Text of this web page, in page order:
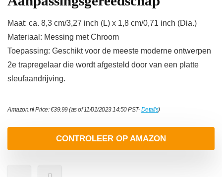
Maat: ca. 8,3 cm/3,27 inch (L) x 1,8 cm/0,71 inch (Dia.)
Materiaal: Messing met Chroom
Toepassing: Geschikt voor de meeste moderne ontwerpen
2e trapregelaar die wordt afgesteld door van een platte
sleufaandrijving.
Amazon.nl Price:€39.99(as of 11/01/2023 14:50 PST-Details)
CONTROLEER OP AMAZON